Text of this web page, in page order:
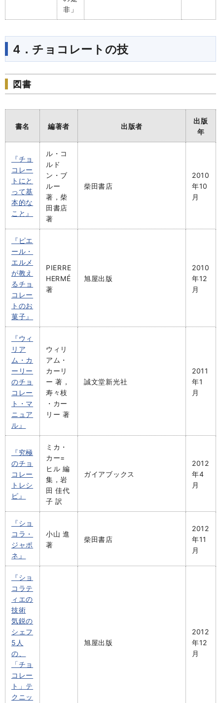
非」
4．チョコレートの技
図書
書名 編著者 出版者
出版
年
『チョ
コレー
トにと
って基
本的な
こと』
ル・コ
ルド
ン・ブ
ルー
著，柴
田書店
著
柴田書店
2010
年10
月
『ピエ
ール・
エルメ
が教え
るチョ
コレー
トのお
菓子』
PIERRE
HERMÉ
著
旭屋出版
2010
年12
月
『ウィ
リア
ム・カ
ーリー
のチョ
コレー
ト・マ
ニュア
ル』
ウィリ
アム・
カーリ
ー 著，
寿々枝
・カー
リー 著
誠文堂新光社
2011
年1
月
『究極
のチョ
コレー
トレシ
ピ』
ミカ・
カー=
ヒル 編
集，岩
田 佳代
子 訳
ガイアブックス
2012
年4
月
『ショ
コラ・
ジャポ
ネ』
小山 進
著
柴田書店
2012
年11
月
『ショ
コラテ
ィエの
技術
気鋭の
シェフ
5人
の、
「チョ
コレー
ト」テ
クニッ
旭屋出版
2012
年12
月